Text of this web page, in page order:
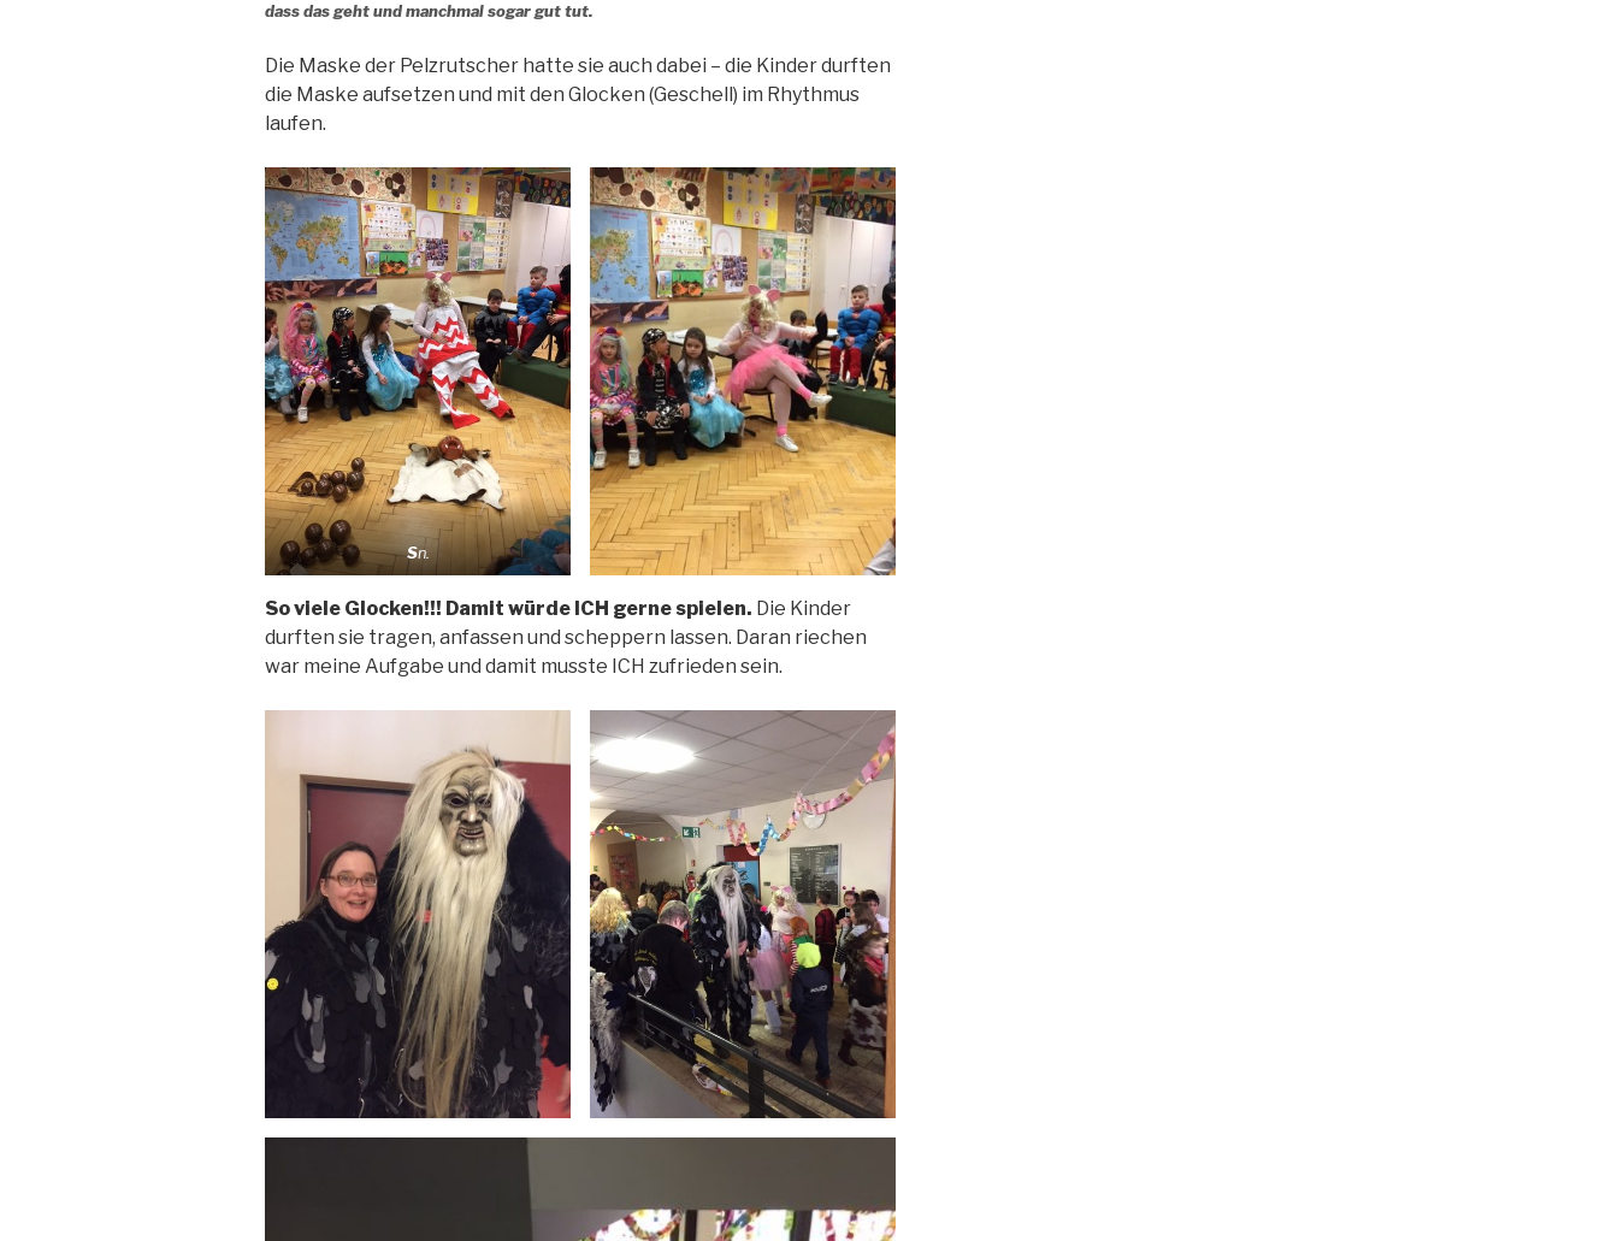
dass das geht und manchmal sogar gut tut.
Die Maske der Pelzrutscher hatte sie auch dabei – die Kinder durften
die Maske aufsetzen und mit den Glocken (Geschell) im Rhythmus
laufen.
Sn.
So viele Glocken!!! Damit würde ICH gerne spielen. Die Kinder
durften sie tragen, anfassen und scheppern lassen. Daran riechen
war meine Aufgabe und damit musste ICH zufrieden sein.